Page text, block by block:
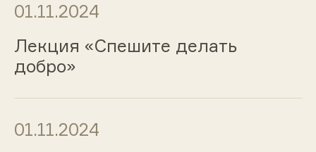
01.11.2024
Лекция «Спешите делать
добро»
01.11.2024